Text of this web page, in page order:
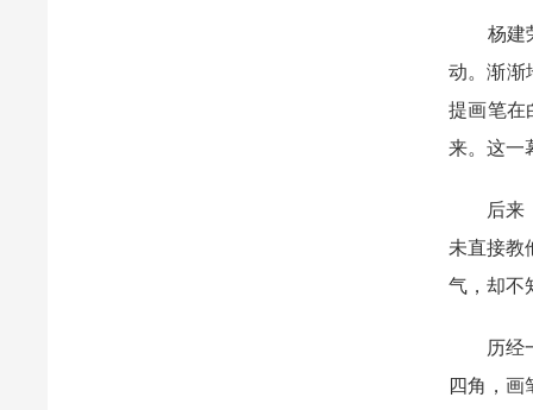
杨建荣
动。渐渐
提画笔在
来。这一
后来，
未直接教
气，却不
历经一
四角，画